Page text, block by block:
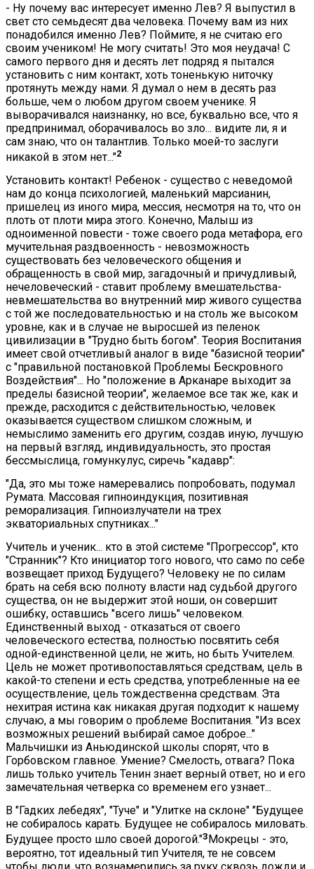
- Ну почему вас интересует именно Лев? Я выпустил в
свет сто семьдесят два человека. Почему вам из них
понадобился именно Лев? Поймите, я не считаю его
своим учеником! Не могу считать! Это моя неудача! С
самого первого дня и десять лет подряд я пытался
установить с ним контакт, хоть тоненькую ниточку
протянуть между нами. Я думал о нем в десять раз
больше, чем о любом другом своем ученике. Я
выворачивался наизнанку, но все, буквально все, что я
предпринимал, оборачивалось во зло... видите ли, я и
сам знаю, что он талантлив. Только моей-то заслуги
никакой в этом нет..."2
Установить контакт! Ребенок - существо с неведомой
нам до конца психологией, маленький марсианин,
пришелец из иного мира, мессия, несмотря на то, что он
плоть от плоти мира этого. Конечно, Малыш из
одноименной повести - тоже своего рода метафора, его
мучительная раздвоенность - невозможность
существовать без человеческого общения и
обращенность в свой мир, загадочный и причудливый,
нечеловеческий - ставит проблему вмешательства-
невмешательства во внутренний мир живого существа
с той же последовательностью и на столь же высоком
уровне, как и в случае не выросшей из пеленок
цивилизации в "Трудно быть богом". Теория Воспитания
имеет свой отчетливый аналог в виде "базисной теории"
с "правильной постановкой Проблемы Бескровного
Воздействия"... Но "положение в Арканаре выходит за
пределы базисной теории", желаемое все так же, как и
прежде, расходится с действительностью, человек
оказывается существом слишком сложным, и
немыслимо заменить его другим, создав иную, лучшую
на первый взгляд, индивидуальность, это простая
бессмыслица, гомункулус, сиречь "кадавр":
"Да, это мы тоже намеревались попробовать, подумал
Румата. Массовая гипноиндукция, позитивная
реморализация. Гипноизлучатели на трех
экваториальных спутниках..."
Учитель и ученик... кто в этой системе "Прогрессор", кто
"Странник"? Кто инициатор того нового, что само по себе
возвещает приход Будущего? Человеку не по силам
брать на себя всю полноту власти над судьбой другого
существа, он не выдержит этой ноши, он совершит
ошибку, оставшись "всего лишь" человеком.
Единственный выход - отказаться от своего
человеческого естества, полностью посвятить себя
одной-единственной цели, не жить, но быть Учителем.
Цель не может противопоставляться средствам, цель в
какой-то степени и есть средства, употребленные на ее
осуществление, цель тождественна средствам. Эта
нехитрая истина как никакая другая подходит к нашему
случаю, а мы говорим о проблеме Воспитания. "Из всех
возможных решений выбирай самое доброе..."
Мальчишки из Аньюдинской школы спорят, что в
Горбовском главное. Умение? Смелость, отвага? Пока
лишь только учитель Тенин знает верный ответ, но и его
замечательная четверка со временем его узнает...
В "Гадких лебедях", "Туче" и "Улитке на склоне" "Будущее
не собиралось карать. Будущее не собиралось миловать.
Будущее просто шло своей дорогой."3 Мокрецы - это,
вероятно, тот идеальный тип Учителя, те не совсем
чтобы люди, что вознамерились за руку сквозь дожди и